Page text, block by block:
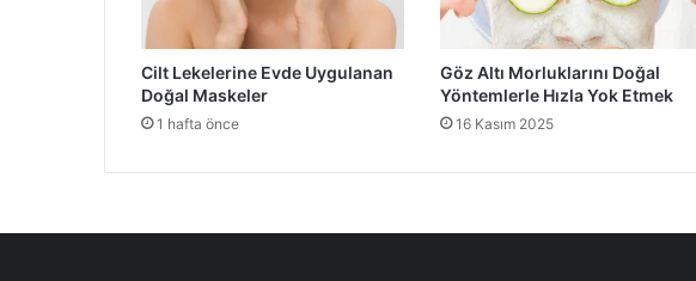
Cilt Lekelerine Evde Uygulanan
Doğal Maskeler
1 hafta önce
Göz Altı Morluklarını Doğal
Yöntemlerle Hızla Yok Etmek
16 Kasım 2025